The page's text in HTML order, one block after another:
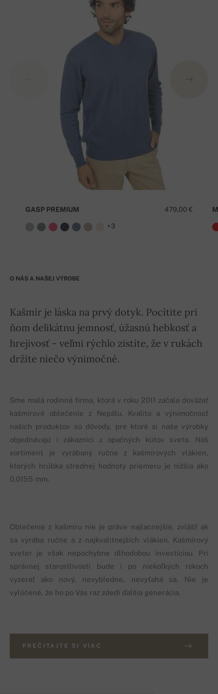
479,00 €
GASP PREMIUM
+3
O NÁS A NAŠEJ VÝROBE
Kašmír je láska na prvý dotyk. Pocítite pri
ňom delikátnu jemnosť, úžasnú hebkosť a
hrejivosť - veľmi rýchlo zistíte, že v rukách
držíte niečo výnimočné.
Sme malá rodinná firma, ktorá v roku 2011 začala dovážať
kašmírové oblečenie z Nepálu. Kvalita a výnimočnosť
našich produktov sú dôvody, pre ktoré si naše výrobky
objednávajú i zákazníci z opačných kútov sveta. Náš
sortiment je vyrábaný ručne z kašmírových vlákien,
ktorých hrúbka strednej hodnoty priemeru je nižšia ako
0,0155 mm.
Oblečenie z kašmíru nie je práve najlacnejšie, zvlášť ak
sa vyrába ručne a z najkvalitnejších vlákien. Kašmírový
sveter je však nepochybne dlhodobou investíciou. Pri
správnej starostlivosti bude i po niekoľkých rokoch
vyzerať ako nový, nevybledne, nevyťahá sa. Nie je
vylúčené, že ho po Vás raz zdedí ďalšia generácia.
PREČITAJTE SI VIAC